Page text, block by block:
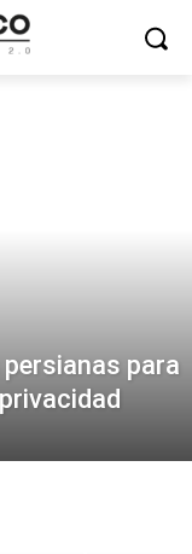
para